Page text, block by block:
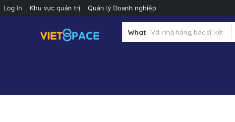
Log In Khu vực quản trị Quản lý Doanh nghiệp
What